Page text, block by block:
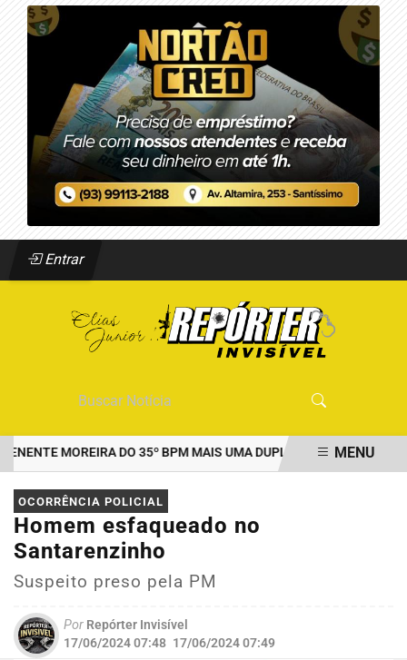
Entrar
MOREIRA DO 35º BPM MAIS UMA DUPLA PRESA POR TRÁFICO
EM ALTA
MENU
OCORRÊNCIA POLICIAL
Homem esfaqueado no
Santarenzinho
Suspeito preso pela PM
Por Repórter Invisível
17/06/2024 07:48 17/06/2024 07:49